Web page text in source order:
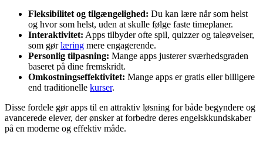
Fleksibilitet og tilgængelighed: Du kan lære når som helst
og hvor som helst, uden at skulle følge faste timeplaner.
Interaktivitet: Apps tilbyder ofte spil, quizzer og taleøvelser,
som gørlæring mere engagerende.
Personlig tilpasning: Mange apps justerer sværhedsgraden
baseret på dine fremskridt.
Omkostningseffektivitet: Mange apps er gratis eller billigere
end traditionelle kurser.
Disse fordele gør apps til en attraktiv løsning for både begyndere og
avancerede elever, der ønsker at forbedre deres engelskkundskaber
på en moderne og effektiv måde.